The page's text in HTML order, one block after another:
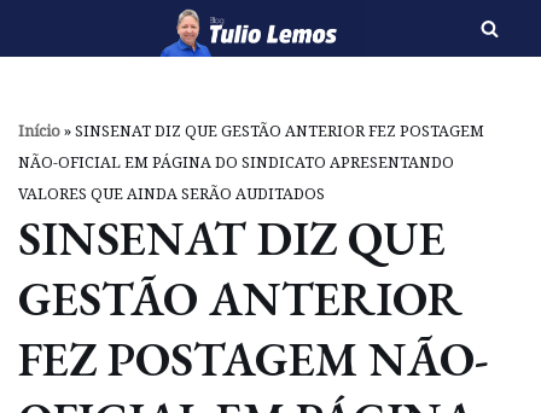
o
conteúdo
Início»SINSENAT DIZ QUE GESTÃO ANTERIOR FEZ POSTAGEM
NÃO-OFICIAL EM PÁGINA DO SINDICATO APRESENTANDO
VALORES QUE AINDA SERÃO AUDITADOS
SINSENAT DIZ QUE
GESTÃO ANTERIOR
FEZ POSTAGEM NÃO-